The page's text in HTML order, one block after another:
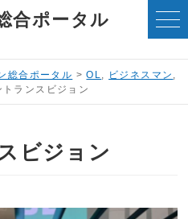
合ポータル
総合ポータル >OL ビジネスマン
トランスビジョン
ビジョン